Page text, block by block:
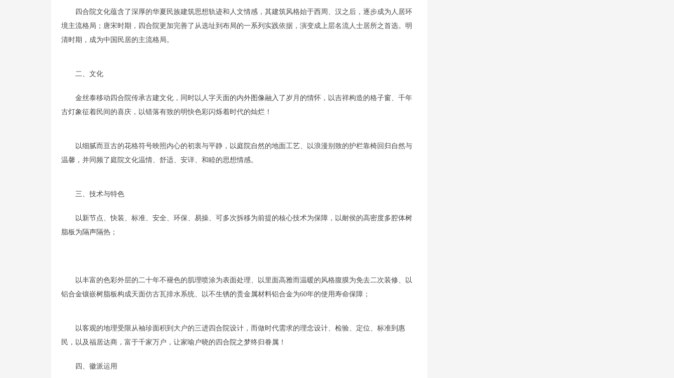
四合院文化蕴含了深厚的华夏民族建筑思想轨迹和人文情感，其建筑风格始于西周、汉之后，逐步成为人居环
境主流格局；唐宋时期，四合院更加完善了从选址到布局的一系列实践依据，演变成上层名流人士居所之首选。明
清时期，成为中国民居的主流格局。
二、文化
金丝泰移动四合院传承古建文化，同时以人字天面的内外图像融入了岁月的情怀，以吉祥构造的格子窗、千年
古灯象征着民间的喜庆，以错落有致的明快色彩闪烁着时代的灿烂！
以细腻而亘古的花格符号映照内心的初衷与平静，以庭院自然的地面工艺、以浪漫别致的护栏靠椅回归自然与
温馨，并同频了庭院文化温情、舒适、安详、和睦的思想情感。
三、技术与特色
以新节点、快装、标准、安全、环保、易操、可多次拆移为前提的核心技术为保障，以耐侯的高密度多腔体树
脂板为隔声隔热；
以丰富的色彩外层的二十年不褪色的肌理喷涂为表面处理、以里面高雅而温暖的风格腹膜为免去二次装修、以
铝合金镶嵌树脂板构成天面仿古瓦排水系统、以不生锈的贵金属材料铝合金为60年的使用寿命保障；
以客观的地理受限从袖珍面积到大户的三进四合院设计，而做时代需求的理念设计、检验、定位、标准到惠
民，以及福居达商，富于千家万户，让家喻户晓的四合院之梦终归眷属！
四、徽派运用